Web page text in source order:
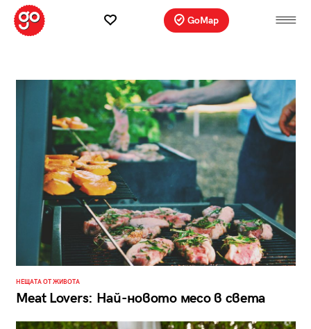
GoMap
НЕЩАТА ОТ ЖИВОТА
Meat Lovers: Най-новото месо в света